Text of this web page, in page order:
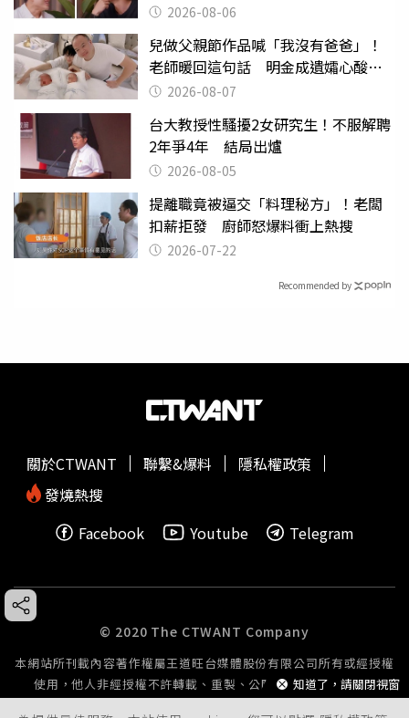
2026-08-06
兒做父親節作品喊「我沒有爸爸」！
老師暖回這句話 明金成遺孀心酸惹
淚 2026-08-07
台大教授性騷擾2女研究生！不服解聘
2年爭4年 結局出爐
2026-08-05
提離職竟被逼交「料理秘方」！老闆
扣薪拒發 廚師怒爆料衝上熱搜
2026-07-22
Recommended by
知道了，請關閉視窗
關於CTWANT 聯繫&爆料
隱私權政策
發燒熱搜
Facebook
Youtube Telegram
© 2020 The CTWANT Company
本網站所刊載內容著作權屬王道旺台媒體股份有限公司所有或經授權
使用，他人非經授權不許轉載、重製、公開播送或公開傳輸。